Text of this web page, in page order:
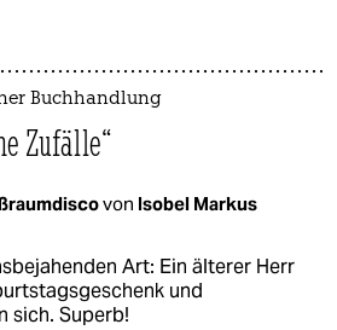
Buchhandlung
Zufälle“
von Isobel Markus
Art: Ein älterer Herr
und
sich. Superb!